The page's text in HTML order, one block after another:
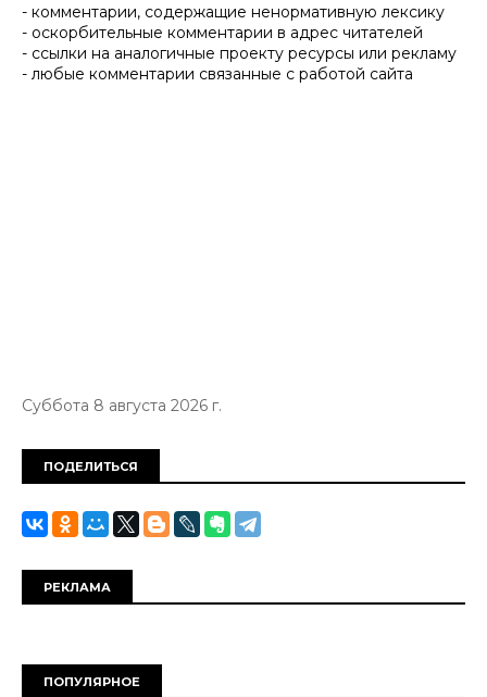
- комментарии, содержащие ненормативную лексику
- оскорбительные комментарии в адрес читателей
- ссылки на аналогичные проекту ресурсы или рекламу
- любые комментарии связанные с работой сайта
Суббота 8 августа 2026 г.
ПОДЕЛИТЬСЯ
РЕКЛАМА
ПОПУЛЯРНОЕ